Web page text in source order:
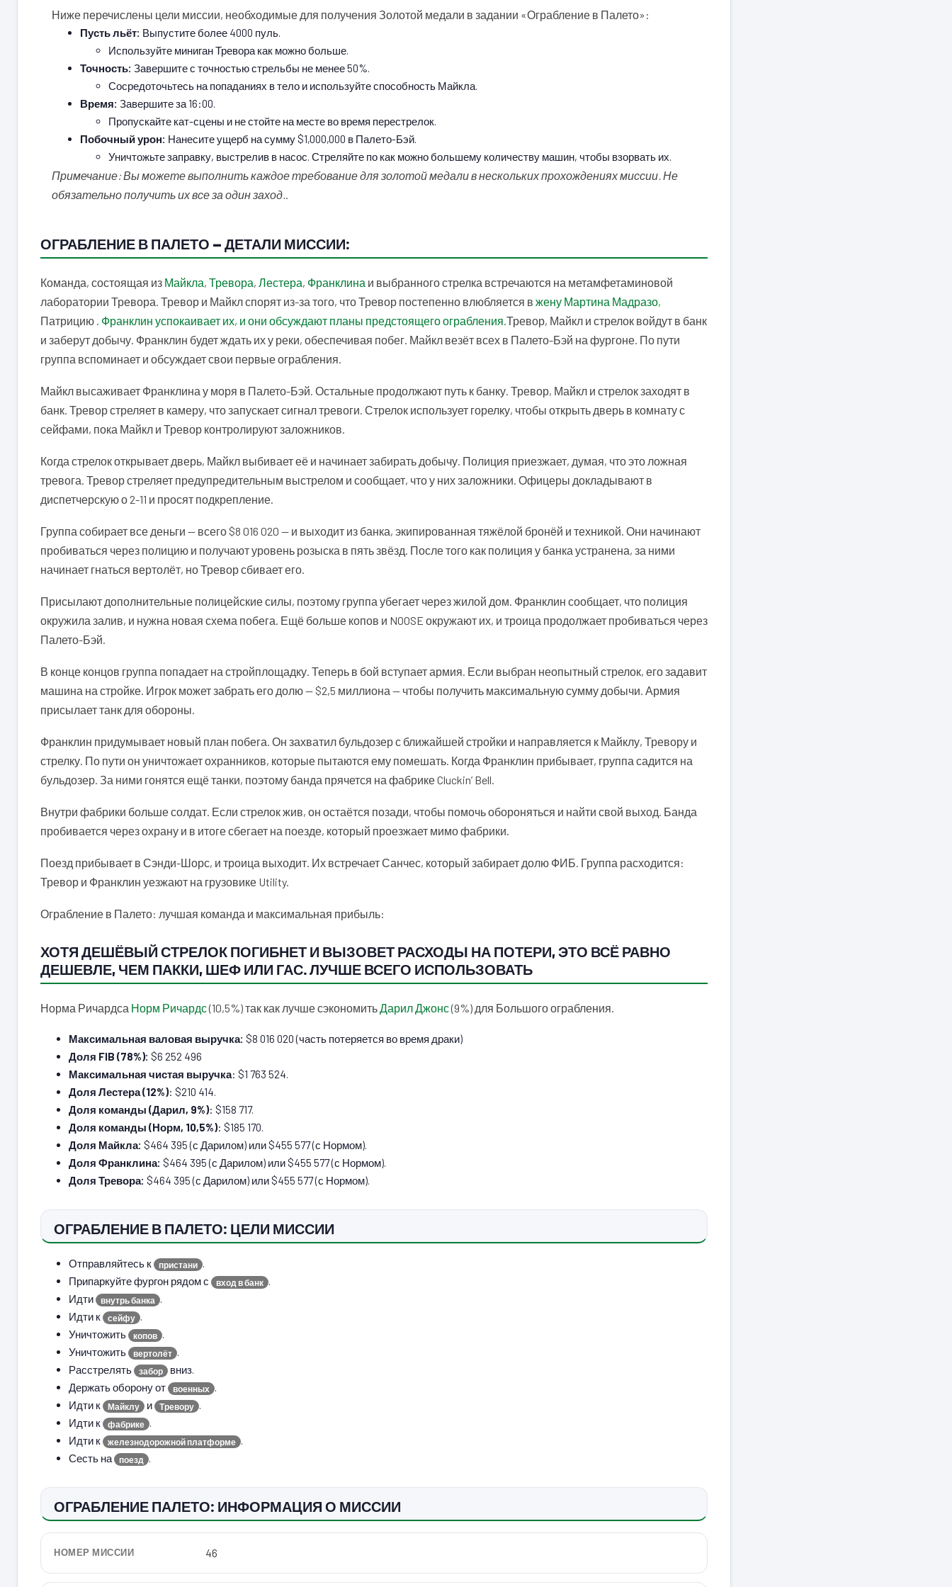
Ниже перечислены цели миссии, необходимые для получения Золотой медали в задании «Ограбление в Палето»:
Пусть льёт: Выпустите более 4000 пуль.
Используйте миниган Тревора как можно больше.
Точность: Завершите с точностью стрельбы не менее 50%.
Сосредоточьтесь на попаданиях в тело и используйте способность Майкла.
Время: Завершите за 16:00.
Пропускайте кат-сцены и не стойте на месте во время перестрелок.
Побочный урон: Нанесите ущерб на сумму $1,000,000 в Палето-Бэй.
Уничтожьте заправку, выстрелив в насос. Стреляйте по как можно большему количеству машин, чтобы взорвать их.
Примечание: Вы можете выполнить каждое требование для золотой медали в нескольких прохождениях миссии. Не
обязательно получить их все за один заход..
ОГРАБЛЕНИЕ В ПАЛЕТО — ДЕТАЛИ МИССИИ:
Команда, состоящая из Майкла, Тревора, Лестера, Франклина и выбранного стрелка встречаются на метамфетаминовой
лаборатории Тревора. Тревор и Майкл спорят из-за того, что Тревор постепенно влюбляется в жену Мартина Мадразо,
Патрицию . Франклин успокаивает их, и они обсуждают планы предстоящего ограбления.Тревор, Майкл и стрелок войдут в банк
и заберут добычу. Франклин будет ждать их у реки, обеспечивая побег. Майкл везёт всех в Палето-Бэй на фургоне. По пути
группа вспоминает и обсуждает свои первые ограбления.
Майкл высаживает Франклина у моря в Палето-Бэй. Остальные продолжают путь к банку. Тревор, Майкл и стрелок заходят в
банк. Тревор стреляет в камеру, что запускает сигнал тревоги. Стрелок использует горелку, чтобы открыть дверь в комнату с
сейфами, пока Майкл и Тревор контролируют заложников.
Когда стрелок открывает дверь, Майкл выбивает её и начинает забирать добычу. Полиция приезжает, думая, что это ложная
тревога. Тревор стреляет предупредительным выстрелом и сообщает, что у них заложники. Офицеры докладывают в
диспетчерскую о 2-11 и просят подкрепление.
Группа собирает все деньги — всего $8 016 020 — и выходит из банка, экипированная тяжёлой бронёй и техникой. Они начинают
пробиваться через полицию и получают уровень розыска в пять звёзд. После того как полиция у банка устранена, за ними
начинает гнаться вертолёт, но Тревор сбивает его.
Присылают дополнительные полицейские силы, поэтому группа убегает через жилой дом. Франклин сообщает, что полиция
окружила залив, и нужна новая схема побега. Ещё больше копов и NOOSE окружают их, и троица продолжает пробиваться через
Палето-Бэй.
В конце концов группа попадает на стройплощадку. Теперь в бой вступает армия. Если выбран неопытный стрелок, его задавит
машина на стройке. Игрок может забрать его долю — $2,5 миллиона — чтобы получить максимальную сумму добычи. Армия
присылает танк для обороны.
Франклин придумывает новый план побега. Он захватил бульдозер с ближайшей стройки и направляется к Майклу, Тревору и
стрелку. По пути он уничтожает охранников, которые пытаются ему помешать. Когда Франклин прибывает, группа садится на
бульдозер. За ними гонятся ещё танки, поэтому банда прячется на фабрике Cluckin’ Bell.
Внутри фабрики больше солдат. Если стрелок жив, он остаётся позади, чтобы помочь обороняться и найти свой выход. Банда
пробивается через охрану и в итоге сбегает на поезде, который проезжает мимо фабрики.
Поезд прибывает в Сэнди-Шорс, и троица выходит. Их встречает Санчес, который забирает долю ФИБ. Группа расходится:
Тревор и Франклин уезжают на грузовике Utility.
Ограбление в Палето: лучшая команда и максимальная прибыль:
ХОТЯ ДЕШЁВЫЙ СТРЕЛОК ПОГИБНЕТ И ВЫЗОВЕТ РАСХОДЫ НА ПОТЕРИ, ЭТО ВСЁ РАВНО
ДЕШЕВЛЕ, ЧЕМ ПАККИ, ШЕФ ИЛИ ГАС. ЛУЧШЕ ВСЕГО ИСПОЛЬЗОВАТЬ
Норма Ричардса Норм Ричардс(10,5%) так как лучше сэкономитьДарил Джонс(9%) для Большого ограбления.
Максимальная валовая выручка: $8 016 020 (часть потеряется во время драки)
Доля FIB (78%): $6 252 496
Максимальная чистая выручка: $1 763 524.
Доля Лестера (12%): $210 414.
Доля команды (Дарил, 9%): $158 717.
Доля команды (Норм, 10,5%): $185 170.
Доля Майкла: $464 395 (с Дарилом) или $455 577 (с Нормом).
Доля Франклина: $464 395 (с Дарилом) или $455 577 (с Нормом).
Доля Тревора: $464 395 (с Дарилом) или $455 577 (с Нормом).
ОГРАБЛЕНИЕ В ПАЛЕТО: ЦЕЛИ МИССИИ
Отправляйтесь к пристани .
Припаркуйте фургон рядом с
вход в банк .
Идти
внутрь банка
.
Идти к
сейфу .
Уничтожить
копов .
Уничтожить
вертолёт .
Расстрелять
забор
вниз.
Держать оборону от
военных
.
Идти к
Майклу и Тревору .
Идти к
фабрике .
Идти к
железнодорожной платформе .
Сесть на
поезд .
ОГРАБЛЕНИЕ ПАЛЕТО: ИНФОРМАЦИЯ О МИССИИ
НОМЕР МИССИИ 46